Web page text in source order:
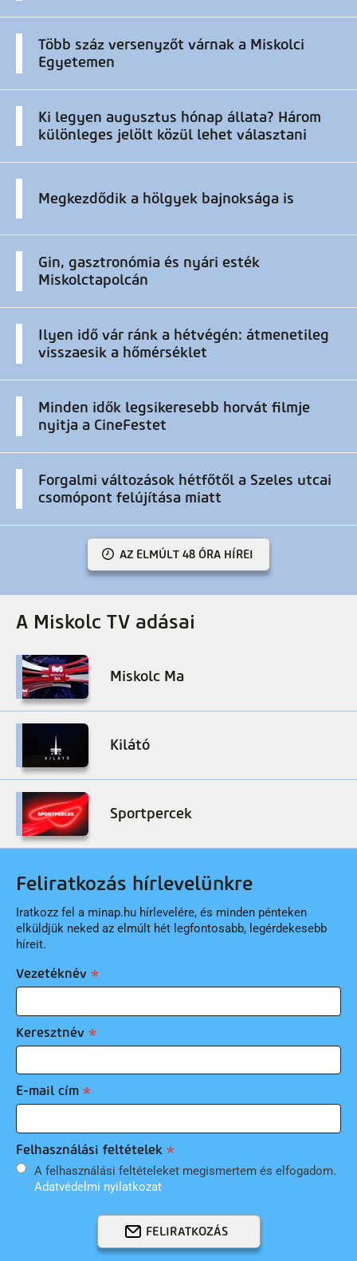
Több száz versenyzőt várnak a Miskolci
Egyetemen
Ki legyen augusztus hónap állata? Három
különleges jelölt közül lehet választani
Megkezdődik a hölgyek bajnoksága is
Gin, gasztronómia és nyári esték
Miskolctapolcán
Ilyen idő vár ránk a hétvégén: átmenetileg
visszaesik a hőmérséklet
Minden idők legsikeresebb horvát filmje
nyitja a CineFestet
Forgalmi változások hétfőtől a Szeles utcai
csomópont felújítása miatt
AZ ELMÚLT 48 ÓRA HÍREI
A Miskolc TV adásai
Miskolc Ma
Kilátó
Sportpercek
Feliratkozás hírlevelünkre
Iratkozz fel a minap.hu hírlevelére, és minden pénteken
elküldjük neked az elmúlt hét legfontosabb, legérdekesebb
híreit.
Vezetéknév
Keresztnév
E-mail cím
Felhasználási feltételek
A felhasználási feltételeket megismertem és elfogadom.
Adatvédelmi nyilatkozat
FELIRATKOZÁS